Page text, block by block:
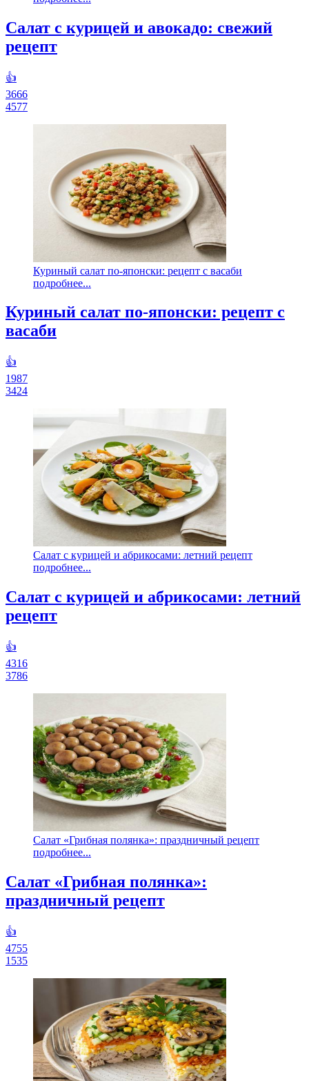
Салат с курицей и авокадо: свежий
рецепт
👍
3666
4577
Куриный салат по-японски: рецепт с васаби
подробнее...
Куриный салат по-японски: рецепт с
васаби
👍
1987
3424
Салат с курицей и абрикосами: летний рецепт
подробнее...
Салат с курицей и абрикосами: летний
рецепт
👍
4316
3786
Салат «Грибная полянка»: праздничный рецепт
подробнее...
Салат «Грибная полянка»:
праздничный рецепт
👍
4755
1535